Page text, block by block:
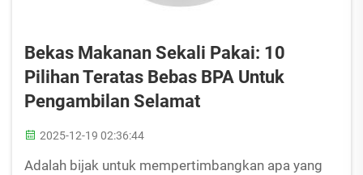
Bekas Makanan Sekali Pakai: 10
Pilihan Teratas Bebas BPA Untuk
Pengambilan Selamat
2025-12-19 02:36:44
Adalah bijak untuk mempertimbangkan apa yang